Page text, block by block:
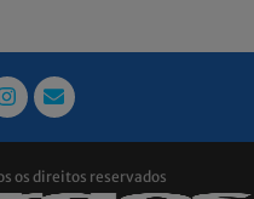
os direitos reservados